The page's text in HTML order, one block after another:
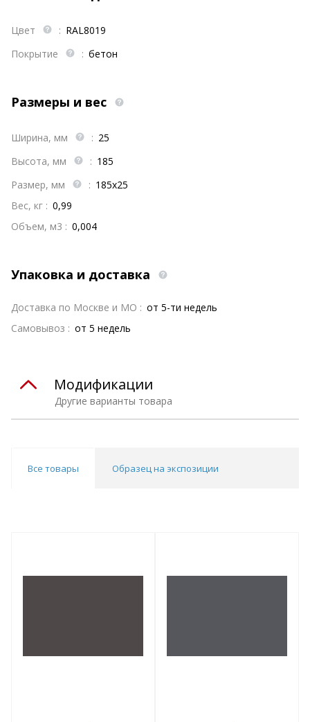
Цвет : RAL8019
Покрытие
: бетон
Размеры и вес
Ширина, мм : 25
Высота, мм
: 185
Размер, мм
: 185х25
Вес, кг : 0,99
Объем, м3 : 0,004
Упаковка и доставка
Доставка по Москве и МО : от 5-ти недель
Самовывоз : от 5 недель
Другие варианты товара
Модификации
Все товары Образец на экспозиции